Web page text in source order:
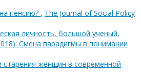
пенсию? , The Journal of Social Policy
личность, большой ученый,
Смена парадигмы в понимании
старения женщин в современной